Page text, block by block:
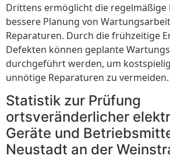
Drittens ermöglicht die regelmäßige
bessere Planung von
Reparaturen. Durch die frühzeitige
Defekten können geplante
durchgeführt werden, um
unnötige Reparaturen zu vermeiden.
Statistik zur Prüfung
ortsveränderlicher
Geräte und
Neustadt an der